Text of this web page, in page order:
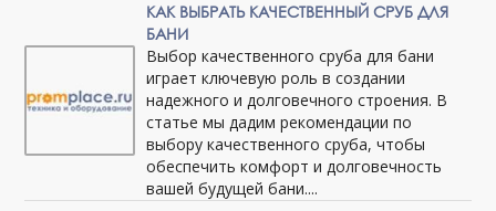
КАК ВЫБРАТЬ КАЧЕСТВЕННЫЙ СРУБ ДЛЯ
БАНИ
Выбор качественного сруба для бани
играет ключевую роль в создании
надежного и долговечного строения. В
статье мы дадим рекомендации по
выбору качественного сруба, чтобы
обеспечить комфорт и долговечность
вашей будущей бани....